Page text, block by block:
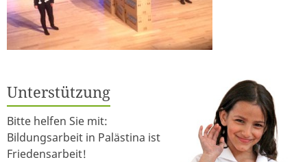
Unterstützung
Bitte helfen Sie mit:
Bildungsarbeit in Palästina ist
Friedensarbeit!